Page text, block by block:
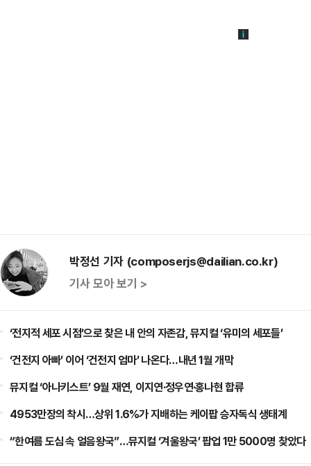
박정선 기자 (composerjs@dailian.co.kr)
기사 모아 보기 >
‘전지적 세포 시점’으로 찾은 내 안의 자존감, 뮤지컬 ‘유미의 세포들’
‘건전지 아빠’ 이어 ‘건전지 엄마’ 나온다…내년 1월 개막
뮤지컬 ‘아나키스트’ 9월 재연, 이지연·정우연·홍나현 합류
4953만장의 착시…상위 1.6%가 지배하는 케이팝 승자독식 생태계
“한여름 도심 속 얼음왕국”…뮤지컬 ‘겨울왕국’ 팝업 1만 5000명 찾았다